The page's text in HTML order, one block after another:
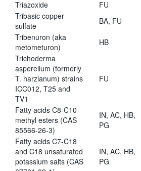
Triazoxide
FU
Tribasic copper
sulfate
BA, FU
Tribenuron (aka
metometuron)
HB
Trichoderma
asperellum (formerly
T. harzianum) strains
ICC012, T25 and
TV1
FU
Fatty acids C8-C10
methyl esters (CAS
85566-26-3)
IN, AC, HB,
PG
Fatty acids C7-C18
and C18 unsaturated
potassium salts (CAS
IN, AC, HB,
PG